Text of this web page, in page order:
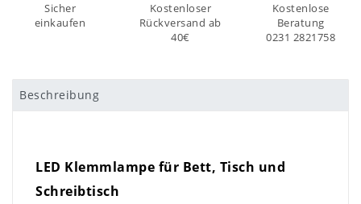
Sicher
einkaufen
Kostenloser
Rückversand ab
40€
Kostenlose
Beratung
0231 2821758
Beschreibung
LED Klemmlampe für Bett, Tisch und
Schreibtisch